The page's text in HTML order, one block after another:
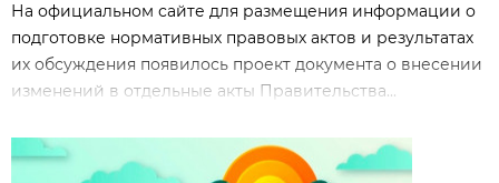
На официальном сайте для размещения информации о
подготовке нормативных правовых актов и результатах
их обсуждения появилось проект документа о внесении
изменений в отдельные акты Правительства...